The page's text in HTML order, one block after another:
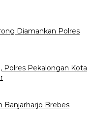
Diamankan Polres
Polres Pekalongan Kota
Banjarharjo Brebes